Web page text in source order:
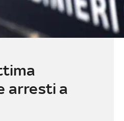
arresti a